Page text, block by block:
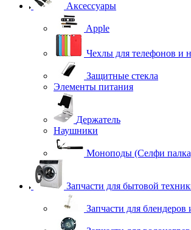
Аксессуары
Apple
Чехлы для телефонов и
Защитные стекла
Элементы питания
Держатель
Наушники
Моноподы (Селфи
Запчасти для бытовой
Запчасти для блендеров